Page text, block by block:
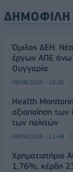
ΔΗΜΟΦΙΛΗ
Όμιλος ΔΕΗ:
έργων ΑΠΕ άνω
Ουγγαρία
08/08/2026 - 10:26
Health
αξιοποίηση
των πολιτών
08/08/2026 - 11:48
Χρηματιστήριο
1,76%, κέρδη